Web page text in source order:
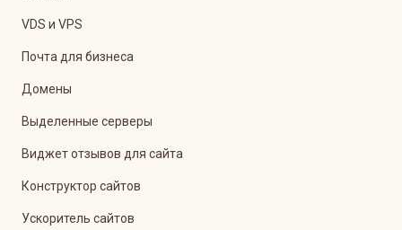
VDS и VPS
Почта для бизнеса
Домены
Выделенные серверы
Виджет отзывов для сайта
Конструктор сайтов
Ускоритель сайтов